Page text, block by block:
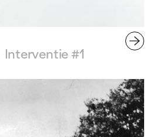
Interventie #1